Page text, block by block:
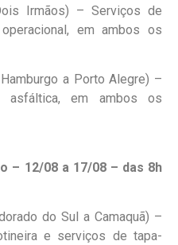
Irmãos) – Serviços de
em ambos os
a Porto Alegre) –
asfáltica, em ambos os
– 12/08 a 17/08 – das 8h
do Sul a Camaquã) –
e serviços de tapa-